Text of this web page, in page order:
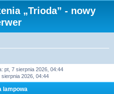
„Trioda” - nowy
pt, 7 sierpnia 2026, 04:44
2026, 04:44
lampowa